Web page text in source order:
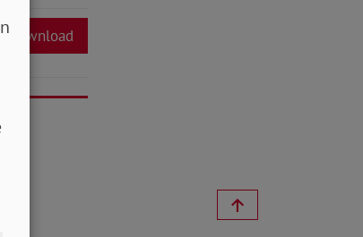
Download